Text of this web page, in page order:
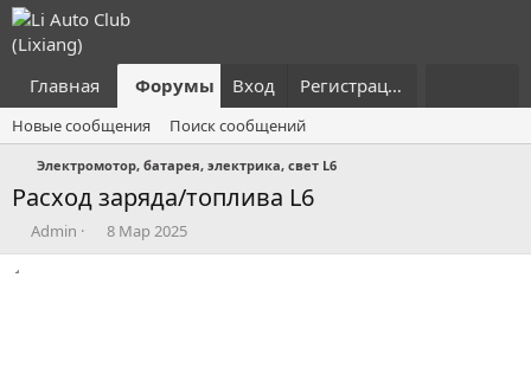
Главная Форумы Что нового?
Вход Регистрация
Новые сообщения Поиск сообщений
Электромотор, батарея, электрика, свет L6
Расход заряда/топлива L6
А
в
Admin
Д
а
8 Мар 2025